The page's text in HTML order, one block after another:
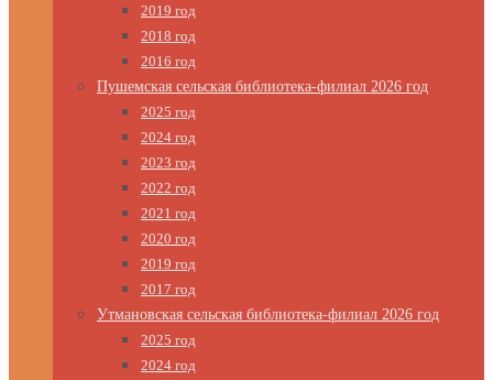
2019 год
2018 год
2016 год
Пушемская сельская библиотека-филиал 2026 год
2025 год
2024 год
2023 год
2022 год
2021 год
2020 год
2019 год
2017 год
Утмановская сельская библиотека-филиал 2026 год
2025 год
2024 год